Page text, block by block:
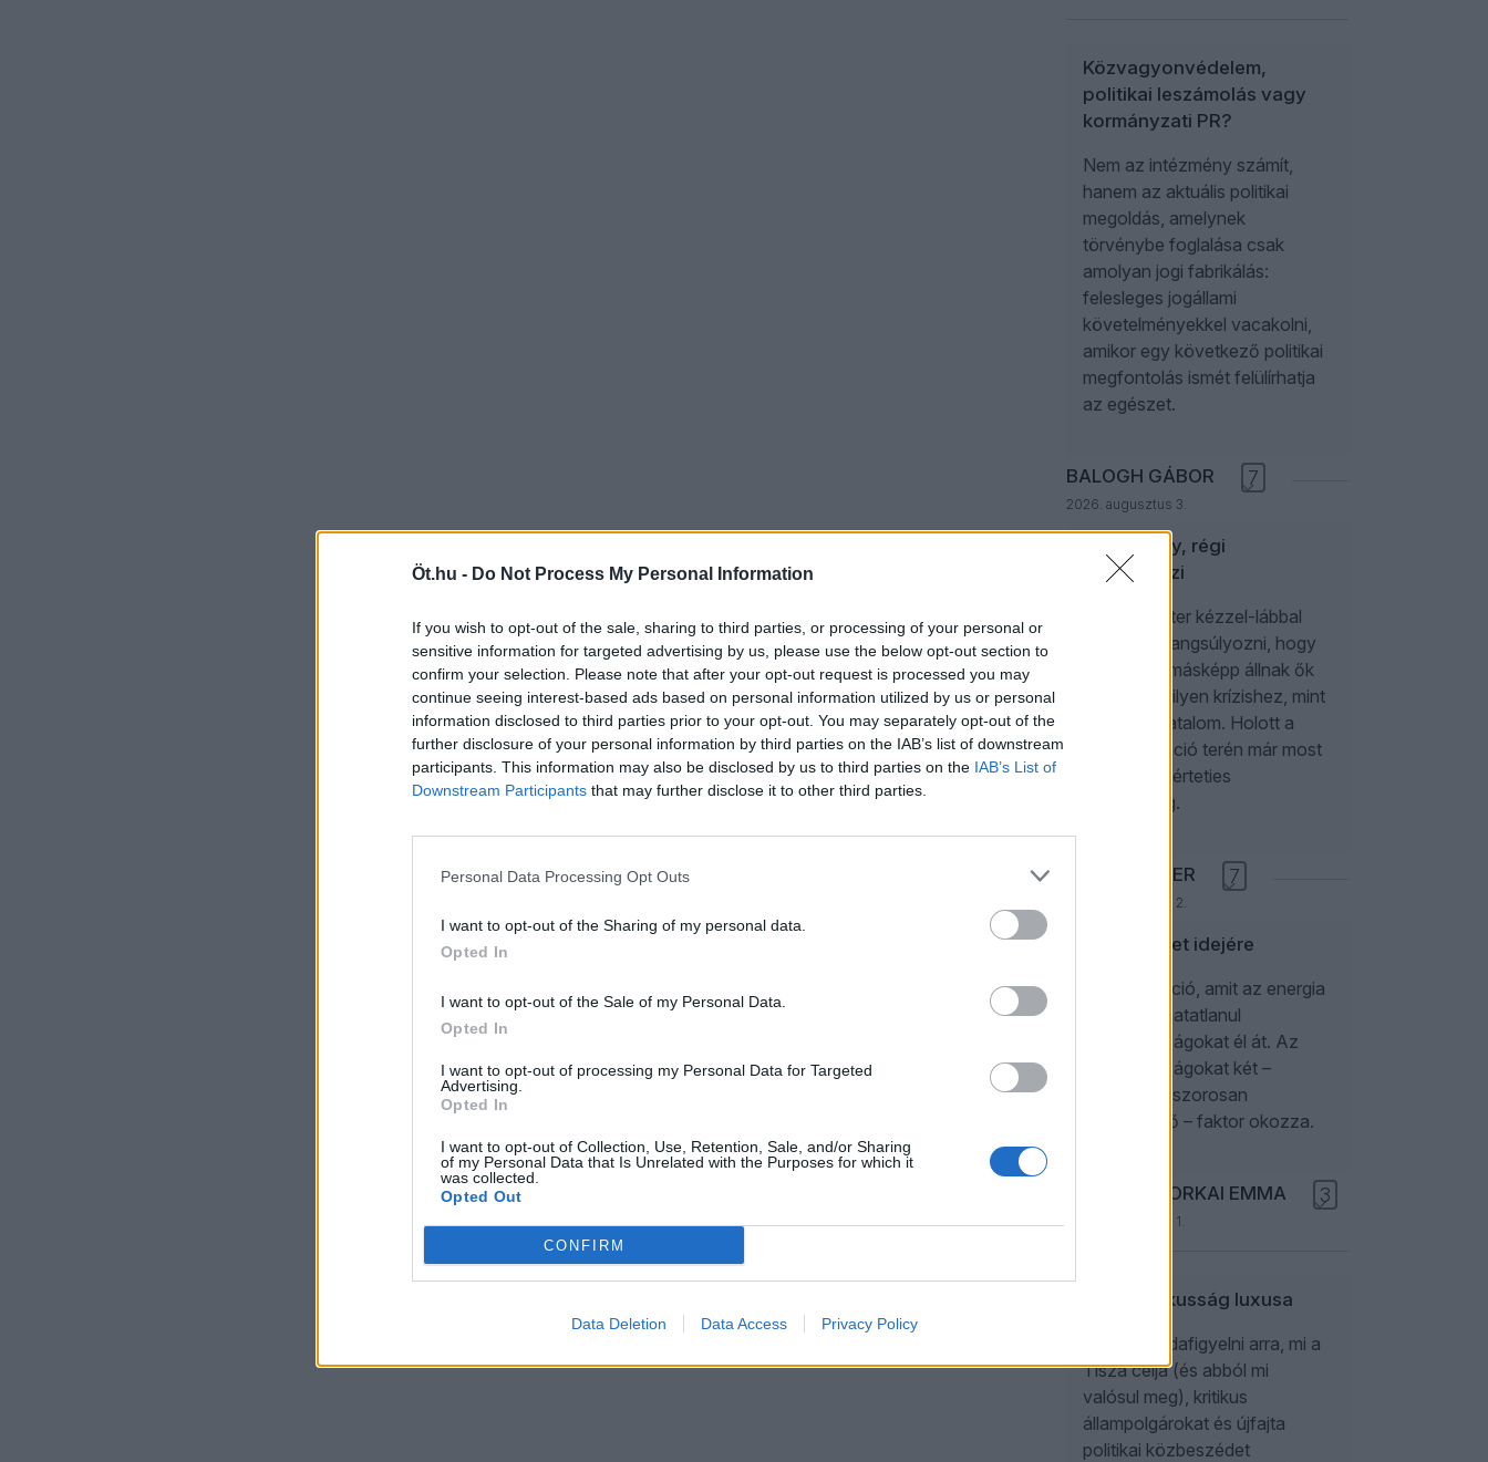
Öt.hu - Do Not Process My Personal Information
If you wish to opt-out of the sale, sharing to third parties, or processing of your personal or
sensitive information for targeted advertising by us, please use the below opt-out section to
confirm your selection. Please note that after your opt-out request is processed you may
continue seeing interest-based ads based on personal information utilized by us or personal
information disclosed to third parties prior to your opt-out. You may separately opt-out of the
further disclosure of your personal information by third parties on the IAB’s list of downstream
participants. This information may also be disclosed by us to third parties on the IAB’s List of
Downstream Participants that may further disclose it to other third parties.
Personal Data Processing Opt Outs
I want to opt-out of the Sharing of my personal data.
Opted In
I want to opt-out of the Sale of my Personal Data.
Opted In
I want to opt-out of processing my Personal Data for Targeted
Advertising.
Opted In
I want to opt-out of Collection, Use, Retention, Sale, and/or Sharing
of my Personal Data that Is Unrelated with the Purposes for which it
was collected.
Opted Out
CONFIRM
Data Deletion Data Access Privacy Policy
Közvagyonvédelem,
politikai leszámolás vagy
kormányzati PR?
Nem az intézmény számít,
hanem az aktuális politikai
megoldás, amelynek
törvénybe foglalása csak
amolyan jogi fabrikálás:
felesleges jogállami
követelményekkel vacakolni,
amikor egy következő politikai
megfontolás ismét felülírhatja
az egészet.
BALOGH GÁBOR
2026. augusztus 3.
7
Új kormány, régi
válságmozi
Magyar Péter kézzel-lábbal
igyekszik hangsúlyozni, hogy
mennyivel másképp állnak ők
hozzá egy ilyen krízishez, mint
az előző hatalom. Holott a
kommunikáció terén már most
látszik a kísérteties
hasonlóság.
KONOK PÉTER
2026. augusztus 2.
7
Áramszünet idejére
Egy civilizáció, amit az energia
mozgat, óhatatlanul
energiaválságokat él át. Az
energiaválságokat két –
egymással szorosan
összefüggő – faktor okozza.
KRASZNAHORKAI EMMA
2026. augusztus 1.
3
Az apolitikusság luxusa
Érdemes odafigyelni arra, mi a
Tisza célja (és abból mi
valósul meg), kritikus
állampolgárokat és újfajta
politikai közbeszédet